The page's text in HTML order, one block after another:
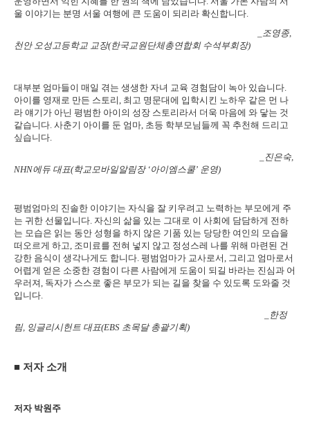
울 이야기는 분명 서울 여행에 큰 도움이 되리라 확신합니다
조영종,
천안 오성고등학교 교장(한국교원단체총연합회 수석부회장)
대부분 엄마들이 매일 겪는 생생한 자녀 교육 경험담이 녹아 있습니다
아이를 영재로 만든 스토리 최고 명문대에 입학시킨 노하우 같은 먼 나
라 얘기가 아닌 평범한 아이의 성장 스토리라서 더욱 마음에 와 닿는 것
같습니다 사춘기 아이를 둔 엄마 초등 학부모님들께 꼭 추천해 드리고
싶습니다
진은숙
NHN에듀 대표(학교모바일알림장 ‘아이엠스쿨’ 운영)
평범엄마의 진솔한 이야기는 자식을 잘 키우려고 노력하는 부모에게 주
는 귀한 선물입니다 자신의 삶을 있는 그대로 이 사회에 담담하게 전하
는 모습은 읽는 동안 성형을 하지 않은 기품 있는 당당한 여인의 모습을
떠오르게 하고 조미료를 전혀 넣지 않고 정성스레 나를 위해 마련된 건
강한 음식이 생각나게도 합니다 평범엄마가 교사로서
그리고 엄마로서
어렵게 얻은 소중한 경험이 다른 사람에게 도움이 되길 바라는 진심과 어
우러져 독자가 스스로 좋은 부모가 되는 길을 찾을 수 있도록 도와줄 것
입니다
한정
림, 잉글리시헌트 대표(EBS 초목달 총괄기획)
■ 저자 소개
저자 박원주